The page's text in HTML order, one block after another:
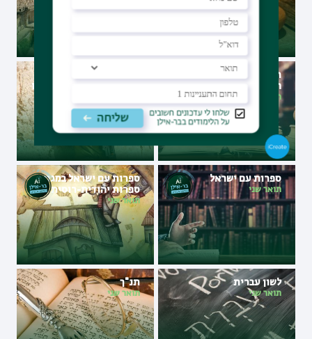
תולדות ישראל במגמת ימי
הביניים
תואר שני
העת החדשה ויהדות זמננו
ספרות עם ישראל
תואר שני
ספרות עם ישראל במגמת
ספרות יהודית-רוסית
תואר שני
לשון עברית
תואר שני
תנ"ך
תואר שני